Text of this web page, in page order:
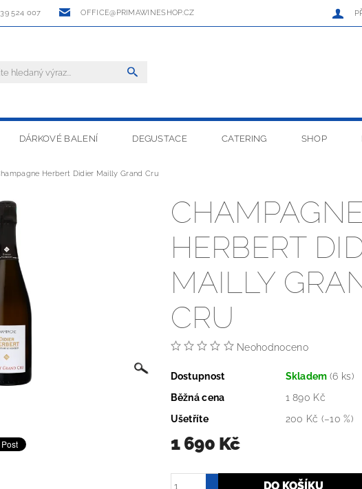
524 007 OFFICE@PRIMAWINESHOP.CZ
DÁRKOVÉ BALENÍ DEGUSTACE CATERING SHOP
Herbert Didier Mailly Grand Cru
CHAMPAGNE
HERBERT
MAILLY
CRU
Neohodnoceno
Dostupnost Skladem(6 ks)
Běžná cena
1 890 Kč
Ušetříte
200 Kč (–10 %)
1 690 Kč